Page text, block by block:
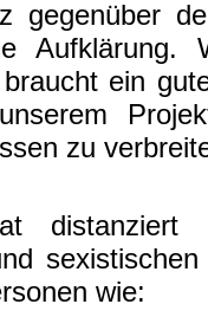
gegenüber
ein
zu
wie: